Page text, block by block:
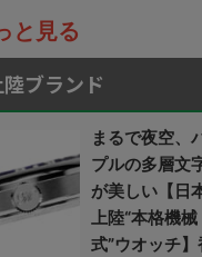
と見る
ブランド
まるで夜空、
プルの多層文
が美しい【日
上陸“本格機械
式”ウオッチ